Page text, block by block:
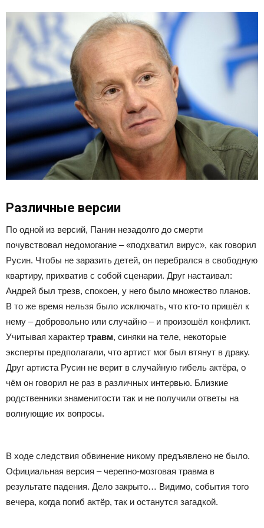
Различные версии
По одной из версий, Панин незадолго до смерти
почувствовал недомогание – «подхватил вирус», как говорил
Русин. Чтобы не заразить детей, он перебрался в свободную
квартиру, прихватив с собой сценарии. Друг настаивал:
Андрей был трезв, спокоен, у него было множество планов.
В то же время нельзя было исключать, что кто-то пришёл к
нему – добровольно или случайно – и произошёл конфликт.
Учитывая характер травм, синяки на теле, некоторые
эксперты предполагали, что артист мог был втянут в драку.
Друг артиста Русин не верит в случайную гибель актёра, о
чём он говорил не раз в различных интервью. Близкие
родственники знаменитости так и не получили ответы на
волнующие их вопросы.
В ходе следствия обвинение никому предъявлено не было.
Официальная версия – черепно-мозговая травма в
результате падения. Дело закрыто… Видимо, события того
вечера, когда погиб актёр, так и останутся загадкой.